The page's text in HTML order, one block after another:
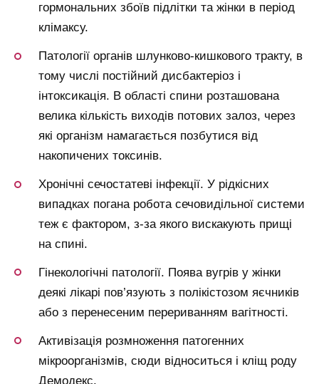
гормональних збоїв підлітки та жінки в період
клімаксу.
Патології органів шлунково-кишкового тракту, в
тому числі постійний дисбактеріоз і
інтоксикація. В області спини розташована
велика кількість виходів потових залоз, через
які організм намагається позбутися від
накопичених токсинів.
Хронічні сечостатеві інфекції. У рідкісних
випадках погана робота сечовидільної системи
теж є фактором, з-за якого вискакують прищі
на спині.
Гінекологічні патології. Поява вугрів у жінки
деякі лікарі пов’язують з полікістозом яєчників
або з перенесеним перериванням вагітності.
Активізація розмноження патогенних
мікроорганізмів, сюди відноситься і кліщ роду
Демодекс.